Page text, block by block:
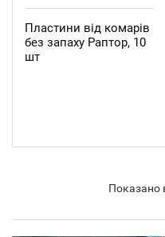
Пластини від комарів
без запаху Раптор, 10
шт
Показано